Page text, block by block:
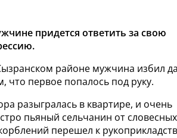
придется ответить за свою
районе мужчина избил
что первое попалось под руку.
разыгралась в квартире, и очень
пьяный сельчанин от словесных
перешел к